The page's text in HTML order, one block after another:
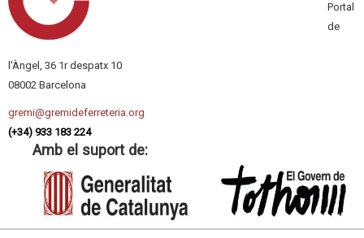
Portal
de
l'Àngel, 36 1r despatx 10
08002 Barcelona
gremi@gremideferreteria.org
(+34) 933 183 224
Amb el suport de: